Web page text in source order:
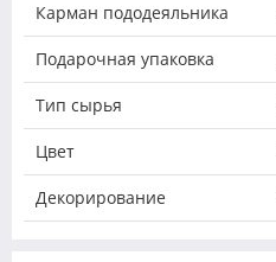
Карман пододеяльника
Подарочная упаковка
Тип сырья
Цвет
Декорирование